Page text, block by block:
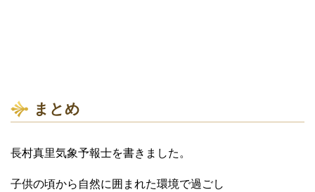
まとめ
長村真里気象予報士を書きました。
子供の頃から自然に囲まれた環境で過ごし